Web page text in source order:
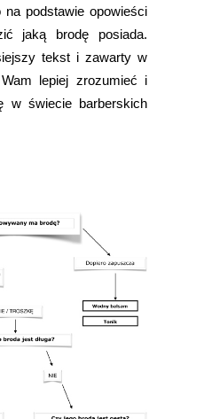
podstawie opowieści
jaką brodę posiada.
tekst i zawarty w
lepiej zrozumieć i
w świecie barberskich